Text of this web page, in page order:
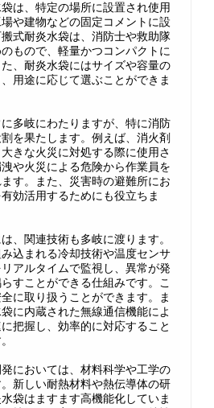
は、特定の場所に設置され使用
や建物などの固定コメントに設
式耐炎水袋は、消防士や救助隊
もので、軽量かつコンパクトに
、耐炎水袋にはサイズや容量の
用途に応じて選ぶことができま
多岐にわたりますが、特に消防
を果たします。例えば、消火剤
きな火災に対処する際に使用さ
や火災による危険から作業員を
す。また、災害時の避難所にお
効活用するためにも役立ちま
、関連技術も多岐に渡ります。
込まれる冷却技術や温度センサ
アルタイムで監視し、異常が発
すことができる仕組みです。こ
に取り扱うことができます。ま
に内蔵された無線通信機能によ
把握し、効率的に対応すること
においては、材料科学や工学の
新しい耐熱材料や熱伝導体の研
袋はますます高機能化していま